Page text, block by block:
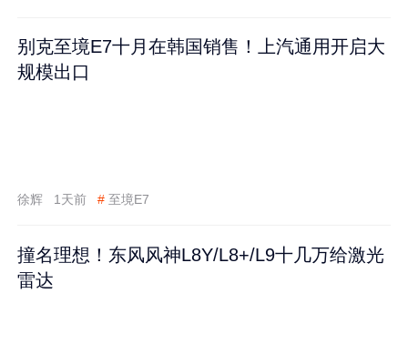
别克至境E7十月在韩国销售！上汽通用开启大
规模出口
徐辉 1天前 # 至境E7
撞名理想！东风风神L8Y/L8+/L9十几万给激光
雷达